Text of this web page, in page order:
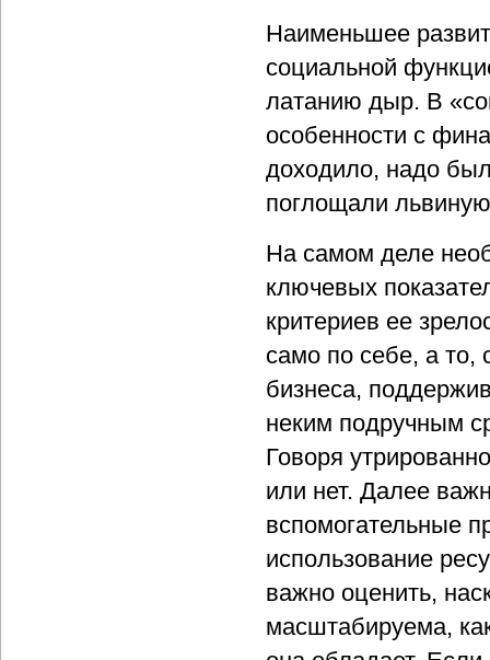
Наименьшее
социальной
латанию дыр. В
особенности с
доходило, надо
поглощали
На самом деле
ключевых
критериев ее
само по себе, а то,
бизнеса,
неким подручным
Говоря
или нет. Далее
вспомогательные
использование
важно оценить,
масштабируема,